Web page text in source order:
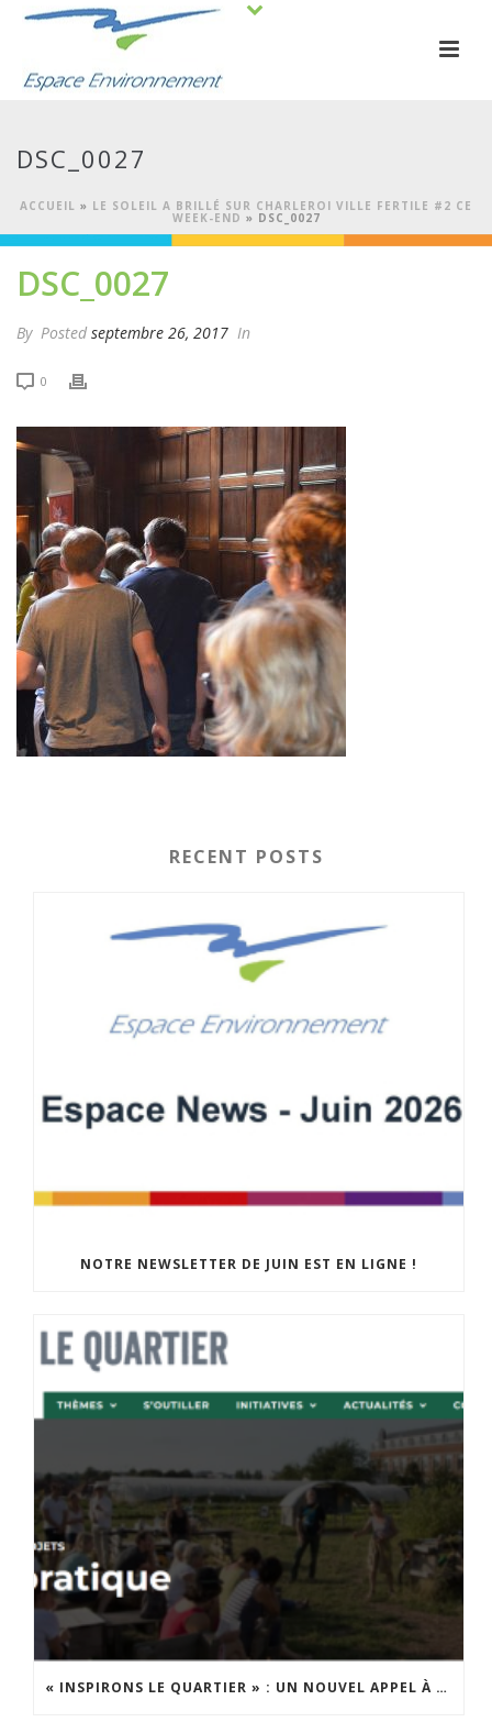
DSC_0027
ACCUEIL » LE SOLEIL A BRILLÉ SUR CHARLEROI VILLE FERTILE #2 CE
WEEK-END » DSC_0027
DSC_0027
By Posted septembre 26, 2017 In
0
RECENT POSTS
NOTRE NEWSLETTER DE JUIN EST EN LIGNE !
« INSPIRONS LE QUARTIER » : UN NOUVEL APPEL À PROJETS EST LANCÉ !